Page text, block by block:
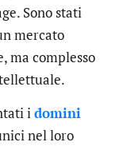
Sono stati
mercato
ma complesso
idomini
nel loro